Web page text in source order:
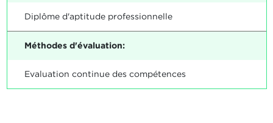
Diplôme d'aptitude professionnelle
Méthodes d'évaluation:
Evaluation continue des compétences